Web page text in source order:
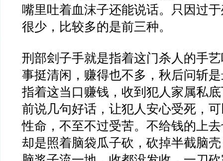
嘴里吐着血沫子还能说话。只因过
很少，比较多的是前三种。
刑部刽子手就是指着这门杀人的手
事挺清闲，赚得也不多，秋后问斩
指着这当口赚钱，收到犯人家属私
前说几句好话，让犯人安心受死，
性命，不至不过受苦。不给钱的上
却是照着脑袋瓜子砍，砍掉半截脑